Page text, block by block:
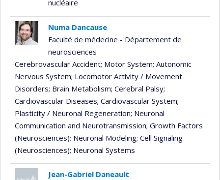
nucléaire
Numa Dancause
Faculté de médecine - Département de
neurosciences
Cerebrovascular Accident; Motor System; Autonomic
Nervous System; Locomotor Activity / Movement
Disorders; Brain Metabolism; Cerebral Palsy;
Cardiovascular Diseases; Cardiovascular System;
Plasticity / Neuronal Regeneration; Neuronal
Communication and Neurotransmission; Growth Factors
(Neurosciences); Neuronal Modeling; Cell Signaling
(Neurosciences); Neuronal Systems
Jean-Gabriel Daneault